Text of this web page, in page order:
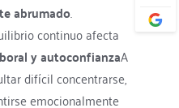
abrumado.
y autoconfianzaA
difícil concentrarse,
emocionalmente